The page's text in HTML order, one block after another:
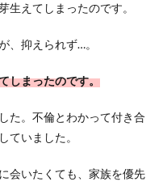
生えてしまったのです。
、抑えられず…。
しまったのです。
た。不倫とわかって付き合
ていました。
会いたくても、家族を優先